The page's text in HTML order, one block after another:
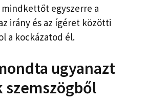
egyszerre a
irány és az ígéret közötti
a kockázatod él.
ugyanazt
szemszögből